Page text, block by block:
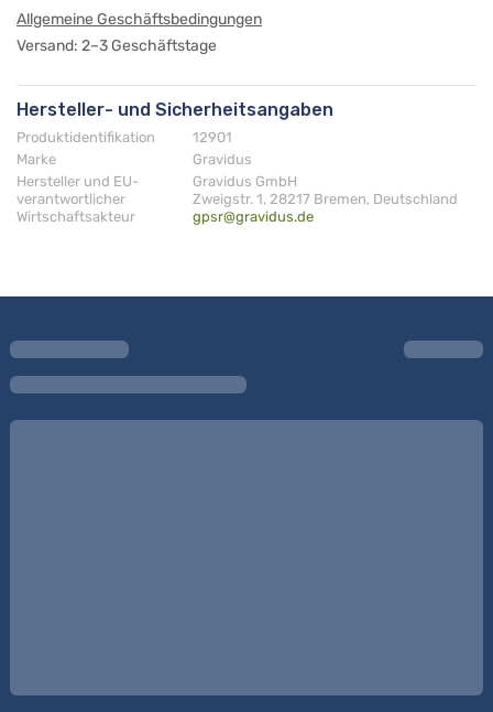
Allgemeine Geschäftsbedingungen
Versand: 2–3 Geschäftstage
Hersteller- und Sicherheitsangaben
Produktidentifikation
12901
Marke
Gravidus
Hersteller und EU-
verantwortlicher
Wirtschaftsakteur
Gravidus GmbH
Zweigstr. 1, 28217 Bremen, Deutschland
gpsr@gravidus.de